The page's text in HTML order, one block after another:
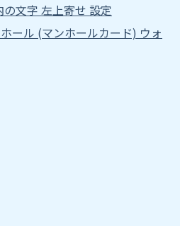
文字 左上寄せ 設定
ール (マンホールカード) ウォ